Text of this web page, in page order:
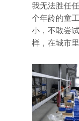
我无法胜任
个年龄的童
小，不敢尝
样，在城市